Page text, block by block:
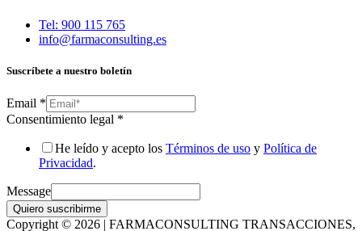
Tel: 900 115 765
info@farmaconsulting.es
Suscríbete a nuestro boletín
Email *
Consentimiento legal *
He leído y acepto los Términos de uso y Política de
Privacidad.
Message
Quiero suscribirme
Copyright © 2026 | FARMACONSULTING TRANSACCIONES,